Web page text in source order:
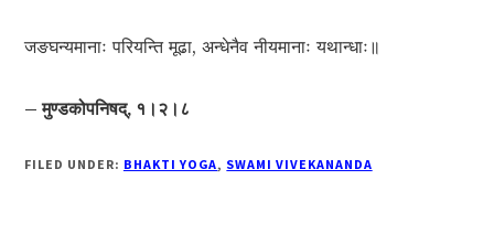
जङघन्यमानाः परियन्ति मूढा, अन्धेनैव नीयमानाः यथान्धाः॥
– मुण्डकोपनिषद्, १।२।८
FILED UNDER: BHAKTI YOGA, SWAMI VIVEKANANDA